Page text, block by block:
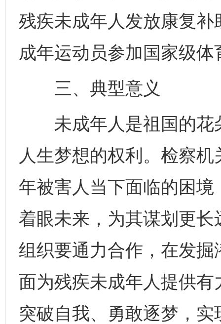
残疾未成年人发放康复
成年运动员参加国家级
三、典型意义
未成年人是祖国的花
人生梦想的权利。检察
年被害人当下面临的困
着眼未来，为其谋划更
组织要通力合作，在发
面为残疾未成年人提供
突破自我、勇敢逐梦，实